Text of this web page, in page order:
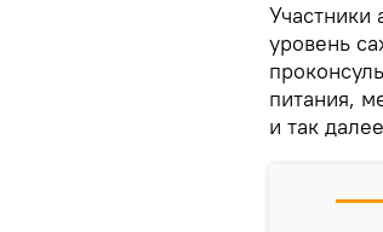
Участники
уровень
питания,
и так